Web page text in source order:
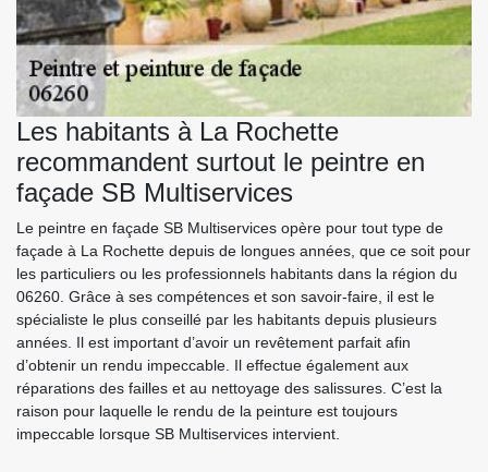
Les habitants à La Rochette
recommandent surtout le peintre en
façade SB Multiservices
Le peintre en façade SB Multiservices opère pour tout type de
façade à La Rochette depuis de longues années, que ce soit pour
les particuliers ou les professionnels habitants dans la région du
06260. Grâce à ses compétences et son savoir-faire, il est le
spécialiste le plus conseillé par les habitants depuis plusieurs
années. Il est important d’avoir un revêtement parfait afin
d’obtenir un rendu impeccable. Il effectue également aux
réparations des failles et au nettoyage des salissures. C’est la
raison pour laquelle le rendu de la peinture est toujours
impeccable lorsque SB Multiservices intervient.